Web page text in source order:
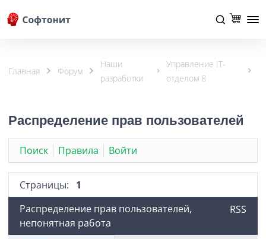
Главная Форум
Наши
разработки
Управление IT-
отделом 8
Распределение прав пользователей
Поиск Правила Войти
Страницы:
1
RSS
Распределение прав пользователей,
непонятная работа